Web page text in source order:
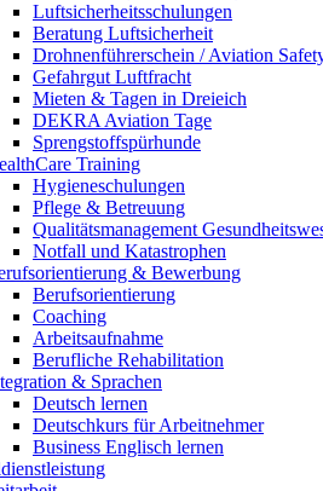
Luftsicherheitsschulungen
Beratung Luftsicherheit
Drohnenführerschein / Aviation
Gefahrgut Luftfracht
Mieten & Tagen in Dreieich
DEKRA Aviation Tage
Sprengstoffspürhunde
Training
Hygieneschulungen
Pflege & Betreuung
Qualitätsmanagement
Notfall und Katastrophen
& Bewerbung
Berufsorientierung
Coaching
Arbeitsaufnahme
Berufliche Rehabilitation
& Sprachen
Deutsch lernen
Deutschkurs für Arbeitnehmer
Business Englisch lernen